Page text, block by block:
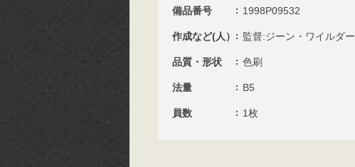
備品番号 1998P09532
作成など(人） 監督:ジーン・ワイルダー
品質・形状 色刷
法量 B5
員数 1枚